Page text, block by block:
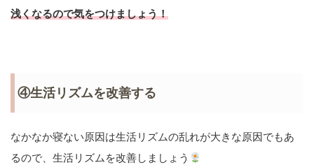
浅くなるので気をつけましょう！
④生活リズムを改善する
なかなか寝ない原因は生活リズムの乱れが大きな原因でもあ
るので、生活リズムを改善しましょう